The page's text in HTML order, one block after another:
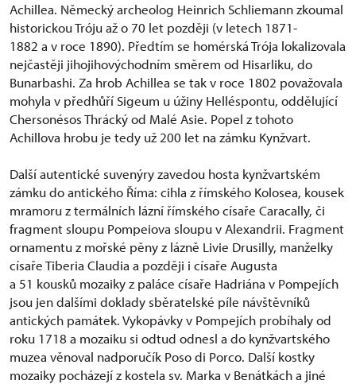
Achillea. Německý archeolog Heinrich Schliemann zkoumal
historickou Tróju až o 70 let později (v letech 1871-
1882 a v roce 1890). Předtím se homérská Trója lokalizovala
nejčastěji jihojihovýchodním směrem od Hisarliku, do
Bunarbashi. Za hrob Achillea se tak v roce 1802 považovala
mohyla v předhůří Sigeum u úžiny Helléspontu, oddělující
Chersonésos Thrácký od Malé Asie. Popel z tohoto
Achillova hrobu je tedy už 200 let na zámku Kynžvart.
Další autentické suvenýry zavedou hosta kynžvartském
zámku do antického Říma: cihla z římského Kolosea, kousek
mramoru z termálních lázní římského císaře Caracally, či
fragment sloupu Pompeiova sloupu v Alexandrii. Fragment
ornamentu z mořské pěny z lázně Livie Drusilly, manželky
císaře Tiberia Claudia a později i císaře Augusta
a 51 kousků mozaiky z paláce císaře Hadriána v Pompejích
jsou jen dalšími doklady sběratelské píle návštěvníků
antických památek. Vykopávky v Pompejích probíhaly od
roku 1718 a mozaiku si odtud odnesl a do kynžvartského
muzea věnoval nadporučík Poso di Porco. Další kostky
mozaiky pocházejí z kostela sv. Marka v Benátkách a jiné